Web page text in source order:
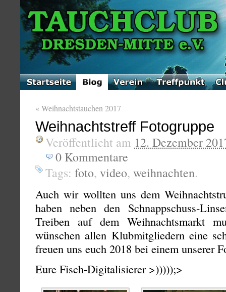
«Weihnachtstauchen 2017
Weihnachtstreff Fotogruppe
Veröffentlicht am 12. Dezember
0 Kommentare
Tags: foto, video, weihnachten.
Auch wir wollten uns dem
haben neben den Schnappschuss-
Treiben auf dem Weihnachtsmarkt
wünschen allen Klubmitgliedern eine
freuen uns euch 2018 bei einem unserer
Eure Fisch-Digitalisierer >)))));>